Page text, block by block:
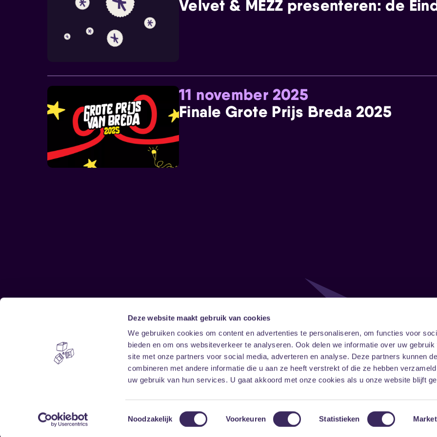
Deze website maakt gebruik van cookies
We gebruiken cookies om content en advertenties te personaliseren, om functies voor
bieden en om ons websiteverkeer te analyseren. Ook delen we informatie over uw gebruik
site met onze partners voor social media, adverteren en analyse. Deze partners kunnen
combineren met andere informatie die u aan ze heeft verstrekt of die ze hebben
uw gebruik van hun services. U gaat akkoord met onze cookies als u onze website blijft
Toestemmingsselectie
Noodzakelijk Voorkeuren Statistieken
Velvet & MEZZ presenteren: de
11 november 2025
Finale Grote Prijs Breda 2025
Home
Vrijwilligers
Disclaimer
Toegankelijkheid
Privacy & cookies
Follow
FacebookInstagramLinkedIn
Onze